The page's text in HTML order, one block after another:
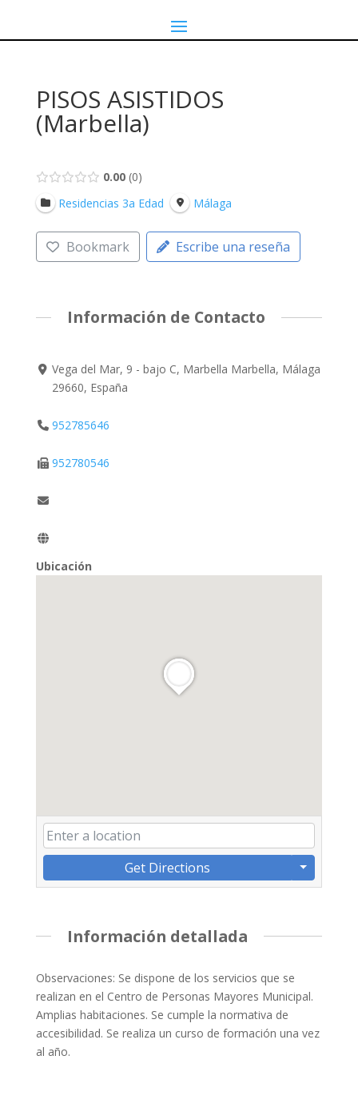
PISOS ASISTIDOS
(Marbella)
0.00 0
Residencias 3a Edad
Málaga
Bookmark Escribe una reseña
Información de Contacto
Vega del Mar, 9 - bajo C, Marbella Marbella, Málaga
29660, España
952785646
952780546
Ubicación
Get Directions
Información detallada
Observaciones: Se dispone de los servicios que se
realizan en el Centro de Personas Mayores Municipal.
Amplias habitaciones. Se cumple la normativa de
accesibilidad. Se realiza un curso de formación una vez
al año.